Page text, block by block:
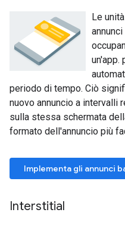
Le
un'app.
periodo di tempo. Ciò
nuovo annuncio a intervalli
sulla stessa schermata
formato dell'annuncio più
Implementa gli annunci
Interstitial